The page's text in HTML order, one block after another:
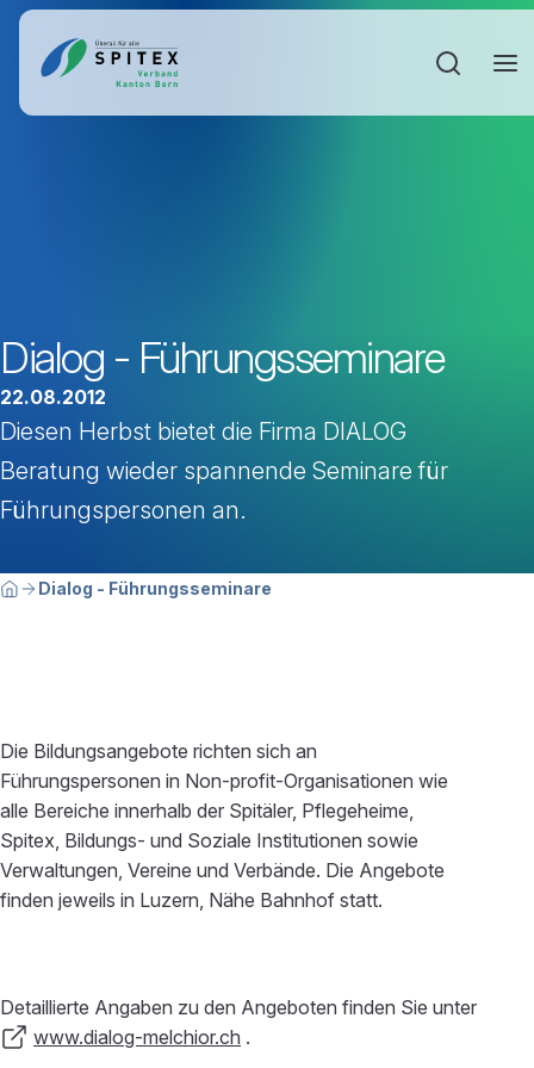
Dialog - Führungsseminare
22.08.2012
Diesen Herbst bietet die Firma DIALOG
Beratung wieder spannende Seminare für
Führungspersonen an.
Breadcrumbnavigation
Sie befinden sich hier:
HomeDialog - Führungsseminare
Die Bildungsangebote richten sich an
Führungspersonen in Non-profit-Organisationen wie
alle Bereiche innerhalb der Spitäler, Pflegeheime,
Spitex, Bildungs- und Soziale Institutionen sowie
Verwaltungen, Vereine und Verbände. Die Angebote
finden jeweils in Luzern, Nähe Bahnhof statt.
Detaillierte Angaben zu den Angeboten finden Sie unter
www.dialog-melchior.ch .